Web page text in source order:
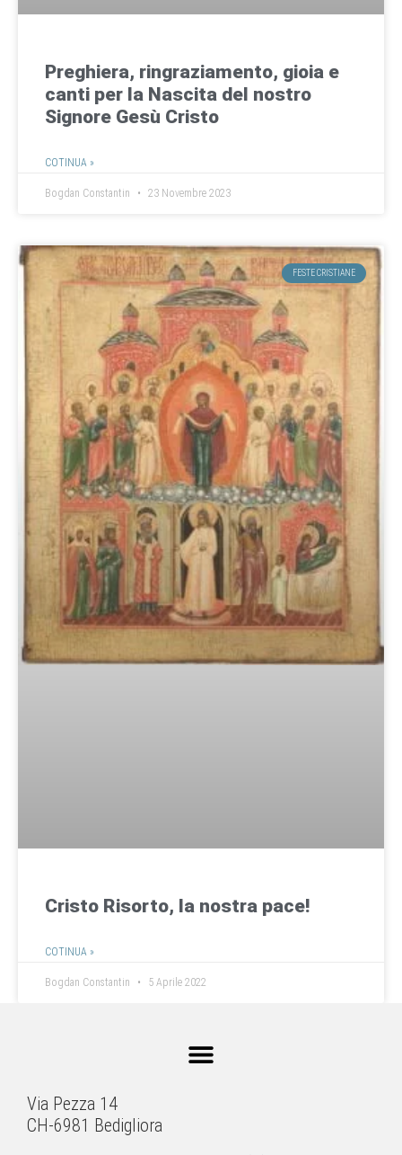
Preghiera, ringraziamento, gioia e
canti per la Nascita del nostro
Signore Gesù Cristo
COTINUA »
Bogdan Constantin 23 Novembre 2023
FESTE CRISTIANE
Cristo Risorto, la nostra pace!​
COTINUA »
Bogdan Constantin 5 Aprile 2022
Via Pezza 14
CH-6981 Bedigliora